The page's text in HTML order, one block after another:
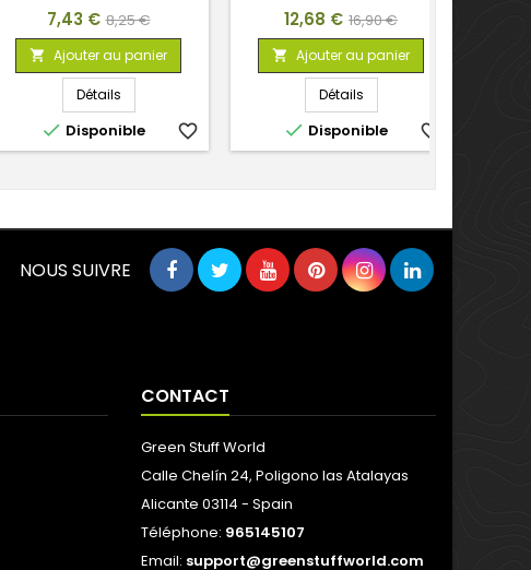
Prix
7,43 € Prix
de
base
8,25 €
 Ajouter au panier
Détails
 Disponible favorite_border
Prix
12,68 € Prix
de
base
16,90 €
 Ajouter au panier
Détails
 Disponible favorite_border
NOUS SUIVRE
CONTACT
Green Stuff World
Calle Chelín 24, Poligono las Atalayas
Alicante 03114 - Spain
Téléphone: 965145107
Email: support@greenstuffworld.com